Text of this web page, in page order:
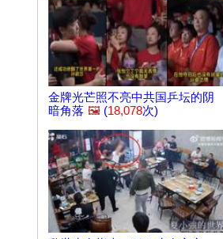
金牌光芒照不亮中共国乒坛的阴
暗角落 🖼️ (18,078次)